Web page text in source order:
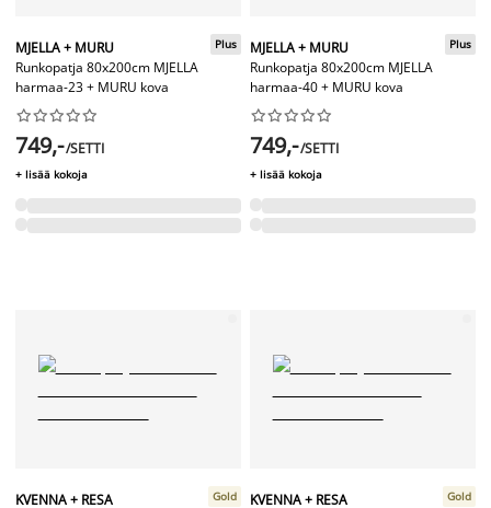
MJELLA + MURU
Runkopatja 80x200cm MJELLA
harmaa-23 + MURU kova
Plus






749,-/SETTI
+ lisää kokoja
MJELLA + MURU
Runkopatja 80x200cm MJELLA
harmaa-40 + MURU kova
Plus






749,-/SETTI
+ lisää kokoja
KVENNA + RESA
Gold
KVENNA + RESA
Gold